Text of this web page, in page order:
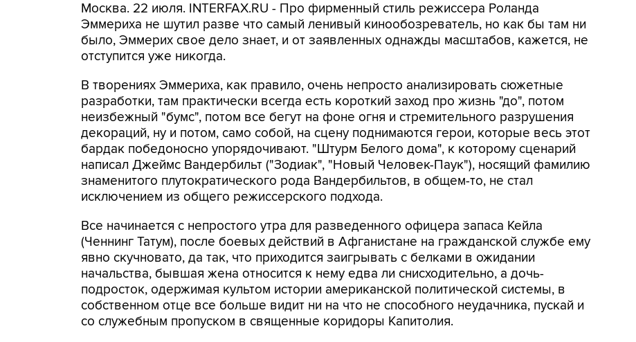
Москва. 22 июля. INTERFAX.RU - Про фирменный стиль режиссера Роланда
Эммериха не шутил разве что самый ленивый кинообозреватель, но как бы там ни
было, Эммерих свое дело знает, и от заявленных однажды масштабов, кажется, не
отступится уже никогда.
В творениях Эммериха, как правило, очень непросто анализировать сюжетные
разработки, там практически всегда есть короткий заход про жизнь "до", потом
неизбежный "бумс", потом все бегут на фоне огня и стремительного разрушения
декораций, ну и потом, само собой, на сцену поднимаются герои, которые весь этот
бардак победоносно упорядочивают. "Штурм Белого дома", к которому сценарий
написал Джеймс Вандербильт ("Зодиак", "Новый Человек-Паук"), носящий фамилию
знаменитого плутократического рода Вандербильтов, в общем-то, не стал
исключением из общего режиссерского подхода.
Все начинается с непростого утра для разведенного офицера запаса Кейла
(Ченнинг Татум), после боевых действий в Афганистане на гражданской службе ему
явно скучновато, да так, что приходится заигрывать с белками в ожидании
начальства, бывшая жена относится к нему едва ли снисходительно, а дочь-
подросток, одержимая культом истории американской политической системы, в
собственном отце все больше видит ни на что не способного неудачника, пускай и
со служебным пропуском в священные коридоры Капитолия.